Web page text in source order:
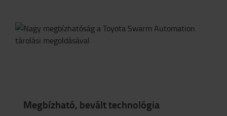
Megbízható, bevált technológia